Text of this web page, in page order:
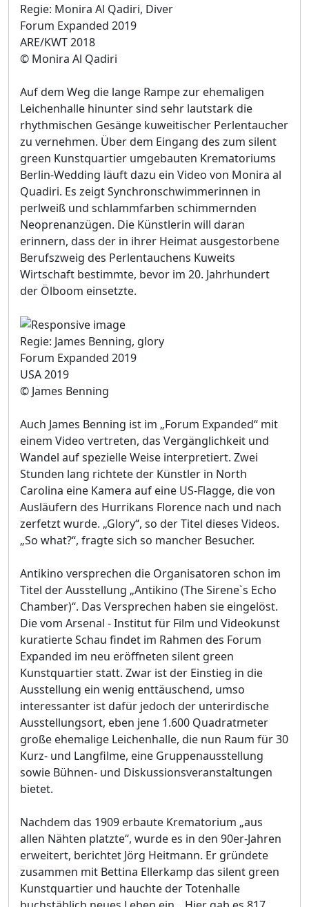
Regie: Monira Al Qadiri, Diver
Forum Expanded 2019
ARE/KWT 2018
© Monira Al Qadiri
Auf dem Weg die lange Rampe zur ehemaligen
Leichenhalle hinunter sind sehr lautstark die
rhythmischen Gesänge kuweitischer Perlentaucher
zu vernehmen. Über dem Eingang des zum silent
green Kunstquartier umgebauten Krematoriums
Berlin-Wedding läuft dazu ein Video von Monira al
Quadiri. Es zeigt Synchronschwimmerinnen in
perlweiß und schlammfarben schimmernden
Neoprenanzügen. Die Künstlerin will daran
erinnern, dass der in ihrer Heimat ausgestorbene
Berufszweig des Perlentauchens Kuweits
Wirtschaft bestimmte, bevor im 20. Jahrhundert
der Ölboom einsetzte.
Regie: James Benning, glory
Forum Expanded 2019
USA 2019
© James Benning
Auch James Benning ist im „Forum Expanded“ mit
einem Video vertreten, das Vergänglichkeit und
Wandel auf spezielle Weise interpretiert. Zwei
Stunden lang richtete der Künstler in North
Carolina eine Kamera auf eine US-Flagge, die von
Ausläufern des Hurrikans Florence nach und nach
zerfetzt wurde. „Glory“, so der Titel dieses Videos.
„So what?“, fragte sich so mancher Besucher.
Antikino versprechen die Organisatoren schon im
Titel der Ausstellung „Antikino (The Sirene`s Echo
Chamber)“. Das Versprechen haben sie eingelöst.
Die vom Arsenal - Institut für Film und Videokunst
kuratierte Schau findet im Rahmen des Forum
Expanded im neu eröffneten silent green
Kunstquartier statt. Zwar ist der Einstieg in die
Ausstellung ein wenig enttäuschend, umso
interessanter ist dafür jedoch der unterirdische
Ausstellungsort, eben jene 1.600 Quadratmeter
große ehemalige Leichenhalle, die nun Raum für 30
Kurz- und Langfilme, eine Gruppenausstellung
sowie Bühnen- und Diskussionsveranstaltungen
bietet.
Nachdem das 1909 erbaute Krematorium „aus
allen Nähten platzte“, wurde es in den 90er-Jahren
erweitert, berichtet Jörg Heitmann. Er gründete
zusammen mit Bettina Ellerkamp das silent green
Kunstquartier und hauchte der Totenhalle